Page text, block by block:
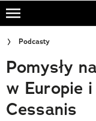
Skip
main
content
NATIONAL
TRAVELER
PODCASTY
Podcasty
Pomysły
w Europie
Cessanis